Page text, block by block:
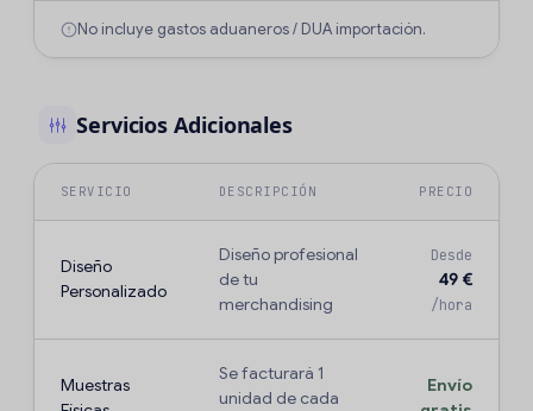
No incluye gastos aduaneros / DUA importación.
Servicios Adicionales
SERVICIO DESCRIPCIÓN PRECIO
Diseño
Personalizado
Diseño profesional
de tu
merchandising
Desde
49 €
/hora
Muestras
Se facturará 1
unidad de cada
Envío